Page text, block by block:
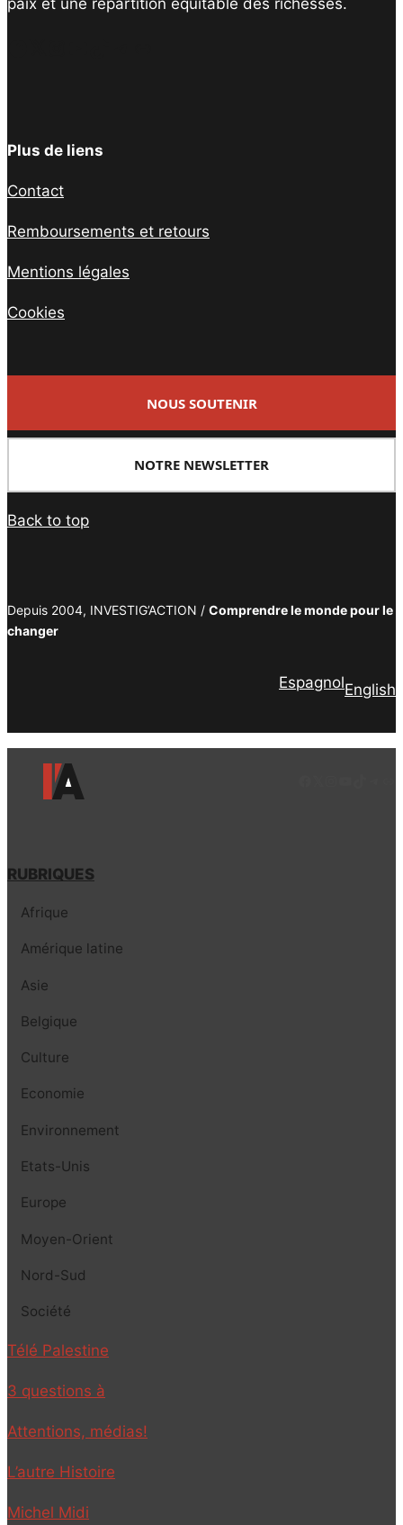
paix et une répartition équitable des richesses.
Plus de liens
Contact
Remboursements et retours
Mentions légales
Cookies
NOUS SOUTENIR
NOTRE NEWSLETTER
Back to top
Depuis 2004, INVESTIG’ACTION / Comprendre le monde pour le
changer
EspagnolEnglish
RUBRIQUES
Afrique
Amérique latine
Asie
Belgique
Culture
Economie
Environnement
Etats-Unis
Europe
Moyen-Orient
Nord-Sud
Société
Télé Palestine
3 questions à
Attentions, médias!
L’autre Histoire
Michel Midi